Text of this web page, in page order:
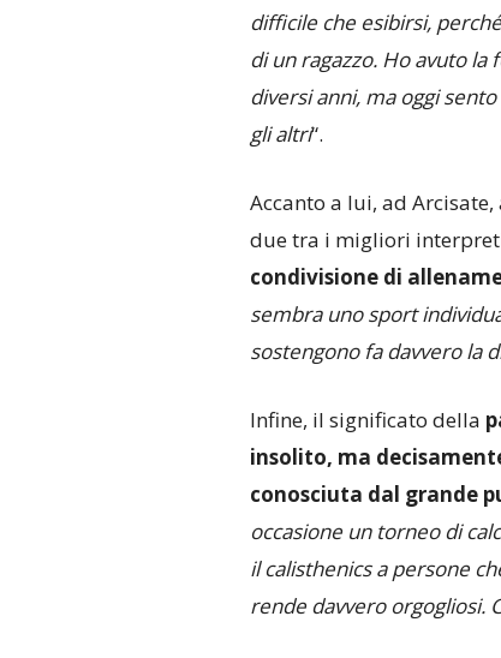
difficile che esibirsi,
di un ragazzo. Ho avuto
diversi anni, ma oggi
gli altri“.
Accanto a lui, ad Arcisate,
due tra i migliori
condivisione di
sembra uno sport
sostengono fa davvero la
Infine, il significato della
insolito, ma
conosciuta dal grande
occasione un torneo di
il calisthenics a persone
rende davvero orgogliosi.